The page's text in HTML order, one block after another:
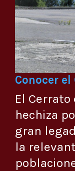
Conocer
El
hechiza
gran
la